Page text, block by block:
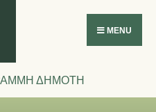
εργαλείων
MENU
ΔΗΜΟΤΗ